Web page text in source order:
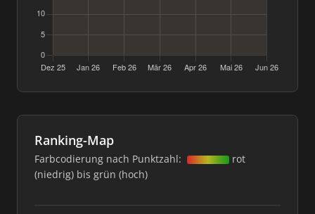
Ranking-Map
Farbcodierung nach Punktzahl:
rot
(niedrig) bis grün (hoch)